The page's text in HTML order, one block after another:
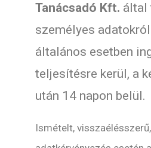
Tanácsadó Kft. által
személyes
általános esetben
teljesítésre kerül, a
után 14 napon belül.
Ismételt,